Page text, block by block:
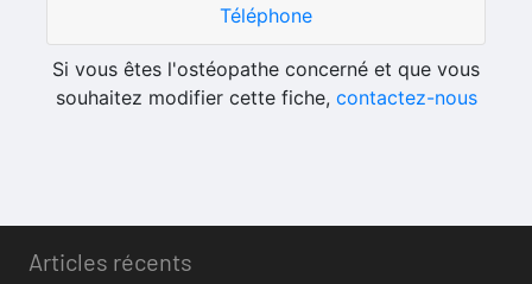
Téléphone
Si vous êtes l'ostéopathe concerné et que vous
souhaitez modifier cette fiche, contactez-nous
Articles récents